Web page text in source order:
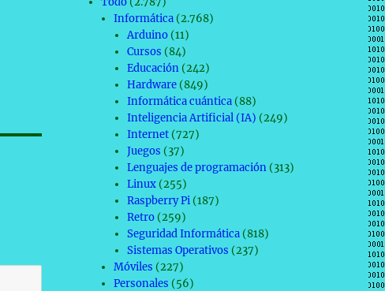
Informática (2.768)
Arduino(11)
Cursos (84)
Educación(242)
Hardware(849)
Informática cuántica(88)
Inteligencia Artificial (IA) (249)
Internet(727)
Juegos (37)
Lenguajes de programación(313)
Linux(255)
Raspberry Pi(187)
Retro(259)
Seguridad Informática(818)
Sistemas Operativos (237)
Móviles (227)
Personales (56)